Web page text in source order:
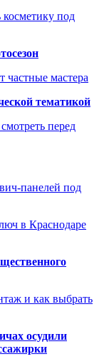
косметику под
мастера
тематикой
перед
панелей под
в Краснодаре
и как выбрать
осудили